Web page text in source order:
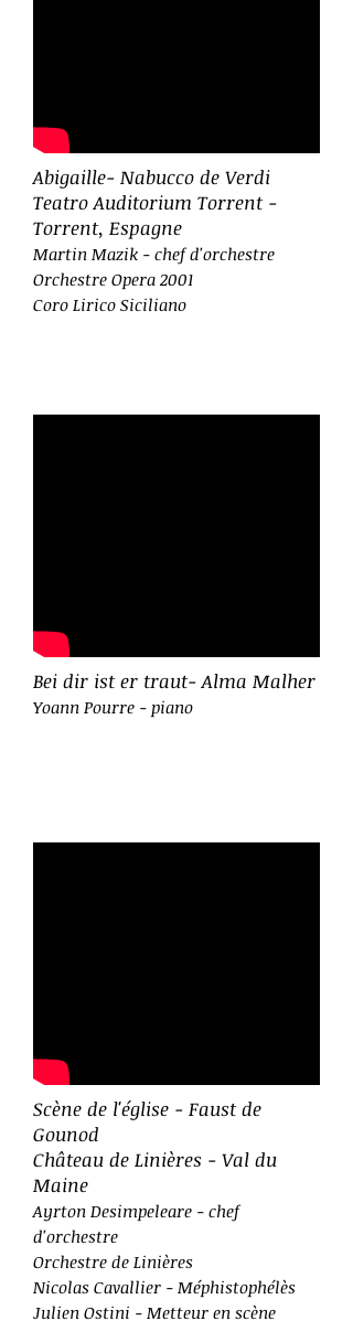
Abigaille- Nabucco de Verdi
Teatro Auditorium Torrent -
Torrent, Espagne
Martin Mazik - chef d'orchestre
Orchestre Opera 2001
Coro Lirico Siciliano
Bei dir ist er traut- Alma Malher
Yoann Pourre - piano
Scène de l'église - Faust de
Gounod
Château de Linières - Val du
Maine
Ayrton Desimpeleare - chef
d'orchestre
Orchestre de Linières
Nicolas Cavallier - Méphistophélès
Julien Ostini - Metteur en scène